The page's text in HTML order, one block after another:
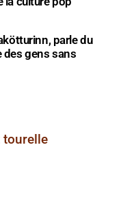
parle du
des gens sans
tourelle